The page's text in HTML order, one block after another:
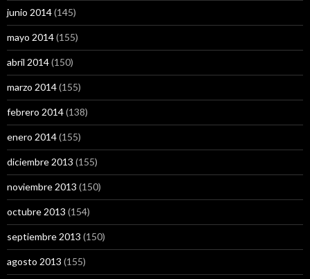
junio 2014(145)
mayo 2014(155)
abril 2014(150)
marzo 2014(155)
febrero 2014(138)
enero 2014(155)
diciembre 2013 (155)
noviembre 2013 (150)
octubre 2013 (154)
septiembre 2013 (150)
agosto 2013 (155)